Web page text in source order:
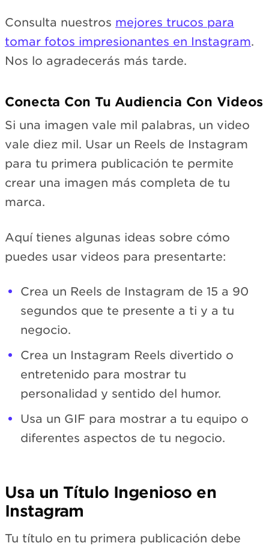
Consulta nuestros mejores trucos para
tomar fotos impresionantes en Instagram.
Nos lo agradecerás más tarde.
Conecta Con Tu Audiencia Con Videos
Si una imagen vale mil palabras, un video
vale diez mil. Usar un Reels de Instagram
para tu primera publicación te permite
crear una imagen más completa de tu
marca.
Aquí tienes algunas ideas sobre cómo
puedes usar videos para presentarte:
Crea un Reels de Instagram de 15 a 90
segundos que te presente a ti y a tu
negocio.
Crea un Instagram Reels divertido o
entretenido para mostrar tu
personalidad y sentido del humor.
Usa un GIF para mostrar a tu equipo o
diferentes aspectos de tu negocio.
Usa un Título Ingenioso en
Instagram
Tu título en tu primera publicación debe